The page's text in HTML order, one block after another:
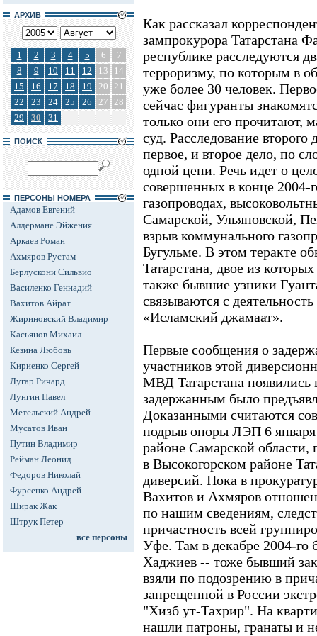
АРХИВ
1 2 3 4 5 6
7
8
9 10 11 12 13
14
15
16 17 18 19 20 21
22
23 24 25 26 27 28
29
30 31
ПОИСК
ПЕРСОНЫ НОМЕРА
Адамов Евгений
Алдермане Эйжения
Аркаев Роман
Ахмяров Рустам
Берлускони Сильвио
Василенко Геннадий
Вахитов Айрат
Жириновский Владимир
Касьянов Михаил
Кезина Любовь
Кириенко Сергей
Лугар Ричард
Лунгин Павел
Метельский Андрей
Мусатов Иван
Путин Владимир
Рейман Леонид
Федоров Николай
Фурсенко Андрей
Ширак Жак
Штрук Петер
все персоны
Как рассказал
зампрокурора Татарстана
республике расследуются
терроризму, по которым в
уже более 30 человек.
сейчас фигуранты
только они его прочитают,
суд. Расследование
первое, и второе дело, по
одной цепи. Речь идет о
совершенных в конце 2004-
газопроводах,
Самарской, Ульяновской,
взрыв коммунального
Бугульме. В этом теракте
Татарстана, двое из
также бывшие узники
связываются с
«Исламский джамаат».
Первые сообщения о
участников этой
МВД Татарстана появились
задержанным было
Доказанными считаются
подрыв опоры ЛЭП 6 января
районе Самарской
в Высокогорском районе
диверсий. Пока в
Вахитов и Ахмяров
по нашим сведениям,
причастность всей
Уфе. Там в декабре 2004-
Хаджиев -- тоже бывший
взяли по подозрению в
запрещенной в России
"Хизб ут-Тахрир". На
нашли патроны, гранаты и